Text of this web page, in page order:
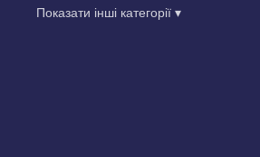
Показати інші категорії ▾